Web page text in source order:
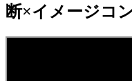
断×イメージコ